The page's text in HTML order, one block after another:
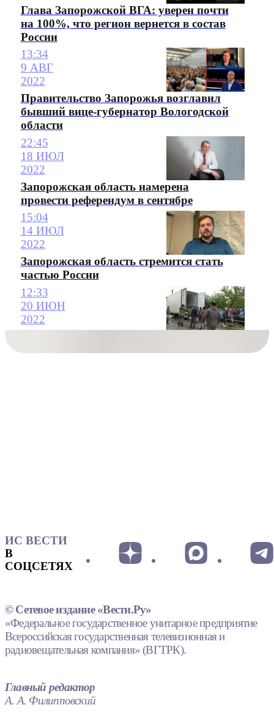
Глава Запорожской ВГА: уверен почти
на 100%, что регион вернется в состав
России
13:34
9 АВГ
2022
Правительство Запорожья возглавил
бывший вице-губернатор Вологодской
области
22:45
18 ИЮЛ
2022
Запорожская область намерена
провести референдум в сентябре
15:04
14 ИЮЛ
2022
Запорожская область стремится стать
частью России
12:33
20 ИЮН
2022
ИС ВЕСТИ
В
СОЦСЕТЯХ
© Сетевое издание «Вести.Ру»
«Федеральное государственное унитарное предприятие
Всероссийская государственная телевизионная и
радиовещательная компания» (ВГТРК).
Главный редактор
А. А. Филипповский